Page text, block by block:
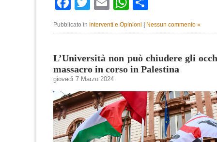
Pubblicato in Interventi e Opinioni Nessun commento »
L’Università non può chiudere gli
massacro in corso in Palestina
giovedì 7 Marzo 2024